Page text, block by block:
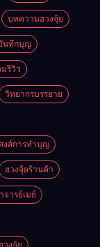
บทความฮวงจุ้ย
นทึกบุญ
มรีวิว
วิทยากรบรรยาย
งส์การทำบุญ
ฮวงจุ้ยร้านค้า
จารย์เมย์
วงจุ้ย